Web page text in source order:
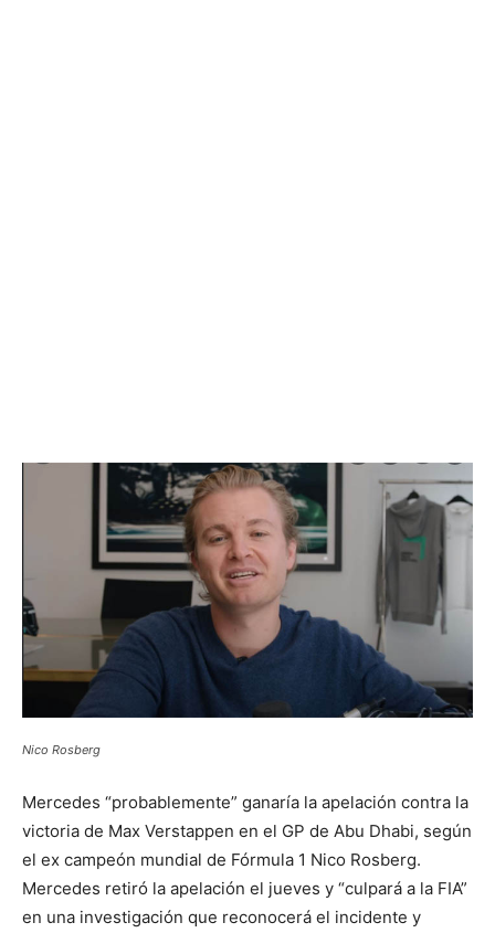
Nico Rosberg
Mercedes “probablemente” ganaría la apelación contra la
victoria de Max Verstappen en el GP de Abu Dhabi, según
el ex campeón mundial de Fórmula 1 Nico Rosberg.
Mercedes retiró la apelación el jueves y “culpará a la FIA”
en una investigación que reconocerá el incidente y